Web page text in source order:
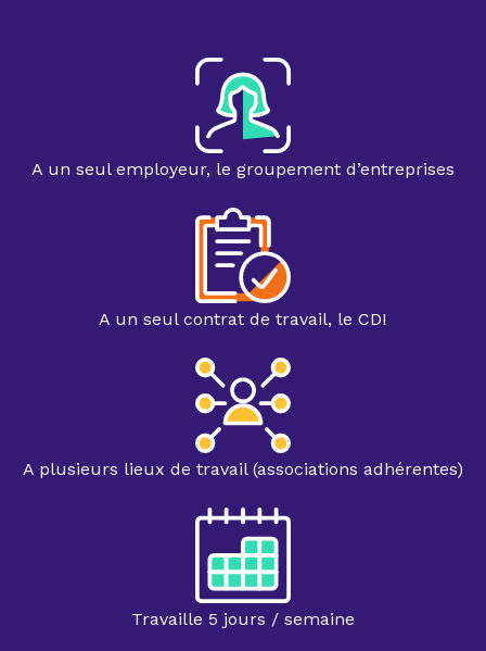
A un seul employeur, le groupement d’entreprises
A un seul contrat de travail, le CDI
A plusieurs lieux de travail (associations adhérentes)
Travaille 5 jours / semaine